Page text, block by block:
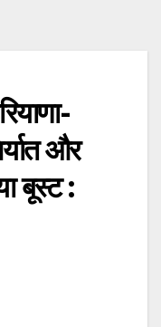
और
बूस्ट :